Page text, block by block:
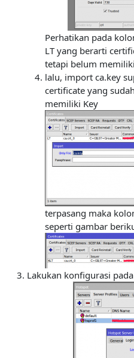
Perhatikan pada
LT yang berarti
tetapi belum
lalu, import ca.key
certificate yang
memiliki Key
terpasang maka
seperti gambar
Lakukan konfigurasi